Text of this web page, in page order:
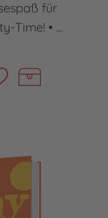
für
Time! • ...